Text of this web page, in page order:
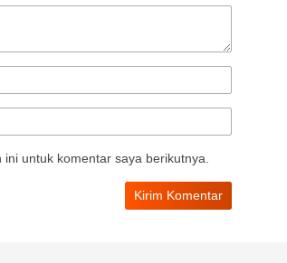
untuk komentar saya berikutnya.